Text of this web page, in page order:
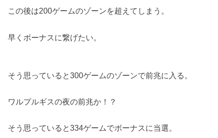
この後は200ゲームのゾーンを超えてしまう。
早くボーナスに繋げたい。
そう思っていると300ゲームのゾーンで前兆に入る。
ワルプルギスの夜の前兆か！？
そう思っていると334ゲームでボーナスに当選。